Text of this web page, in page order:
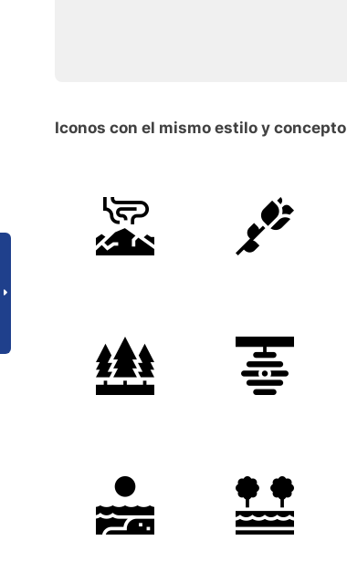
Iconos con el mismo estilo y concepto